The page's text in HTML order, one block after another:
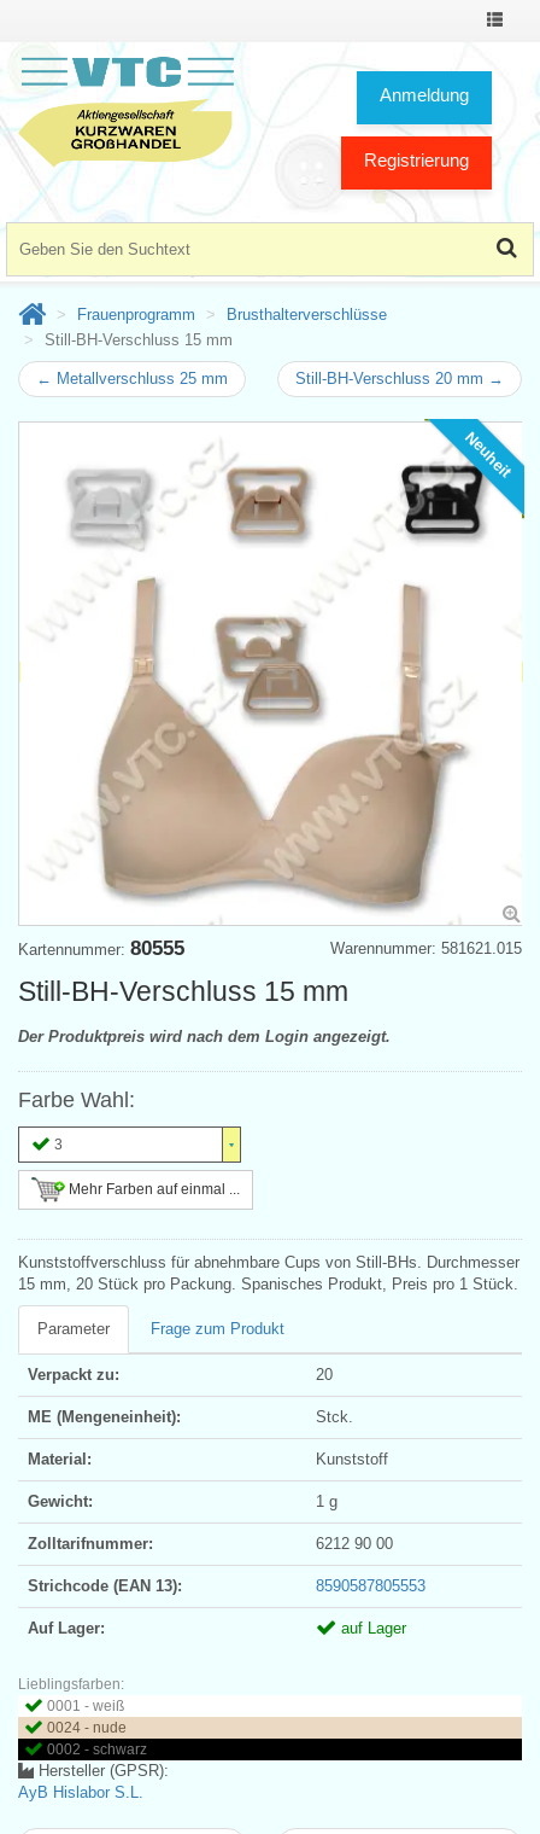
Toggle
Anmeldung
Registrierung
Frauenprogramm
Brusthalterverschlüsse
Still-BH-Verschluss 15 mm
← Metallverschluss 25 mm Still-BH-Verschluss 20 mm →
Neuheit
Warennummer: 581621.015
Kartennummer: 80555
Still-BH-Verschluss 15 mm
Der Produktpreis wird nach dem Login angezeigt.
Farbe Wahl:
3
Mehr Farben auf einmal ...
Kunststoffverschluss für abnehmbare Cups von Still-BHs. Durchmesser
15 mm, 20 Stück pro Packung. Spanisches Produkt, Preis pro 1 Stück.
Parameter Frage zum Produkt
Verpackt zu: 20
ME (Mengeneinheit): Stck.
Material: Kunststoff
Gewicht: 1 g
Zolltarifnummer: 6212 90 00
Strichcode (EAN 13): 8590587805553
Auf Lager: auf Lager
Lieblingsfarben:
0001 - weiß
0024 - nude
0002 - schwarz
Hersteller (GPSR):
AyB Hislabor S.L.